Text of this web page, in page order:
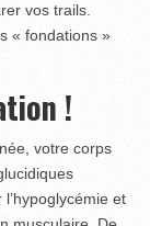
vos trails.
« fondations »
!
votre corps
et